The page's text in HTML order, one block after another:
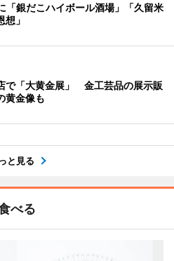
「銀だこハイボール酒場」「久留米
」
で「大黄金展」 金工芸品の展示販
黄金像も
と見る
べる